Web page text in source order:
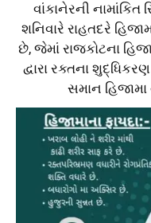
વાંકાનેરની
શનિવારે રાહતદરે
છે, જેમાં રાજકોટના
દ્વારા રક્તના
સમાન